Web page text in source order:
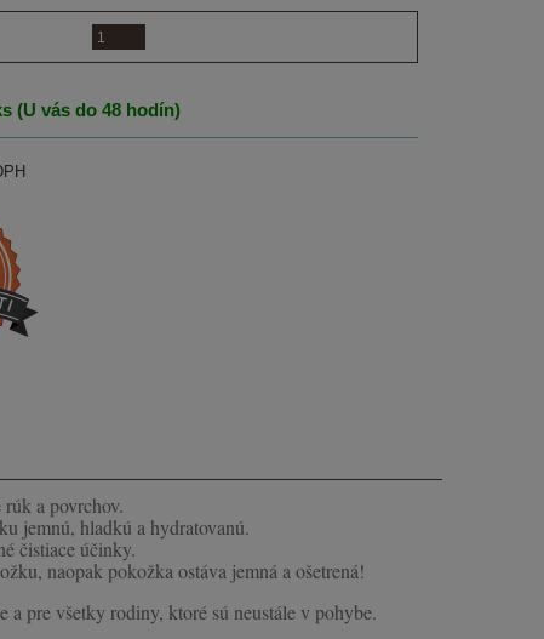
(U vás do 48 hodín)
a povrchov.
jemnú, hladkú a hydratovanú.
čistiace účinky.
naopak pokožka ostáva jemná a ošetrená!
a pre všetky rodiny, ktoré sú neustále v pohybe.